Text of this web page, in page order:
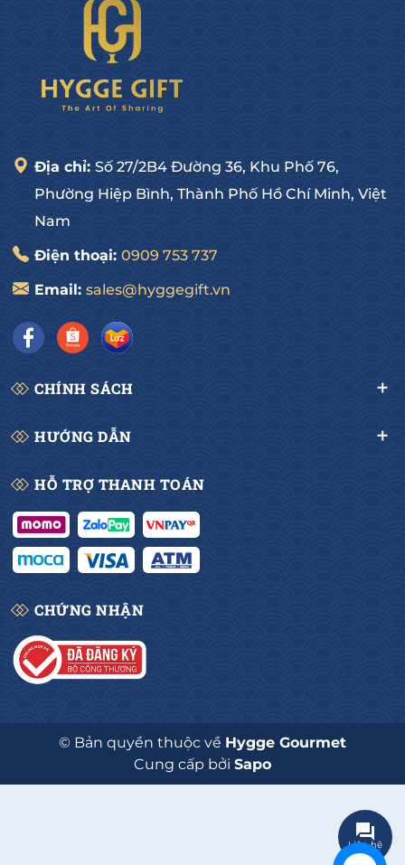
Địa chỉ: Số 27/2B4 Đường 36, Khu Phố 76,
Phường Hiệp Bình, Thành Phố Hồ Chí Minh, Việt
Nam
Điện thoại: 0909 753 737
Email: sales@hyggegift.vn
CHÍNH SÁCH
HƯỚNG DẪN
HỖ TRỢ THANH TOÁN
CHỨNG NHẬN
© Bản quyền thuộc về Hygge Gourmet
Cung cấp bởi Sapo
Liên hệ